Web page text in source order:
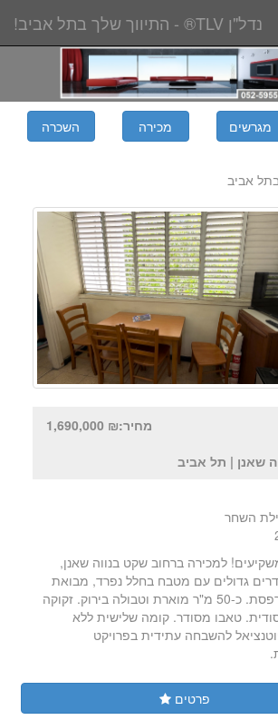
נדל"ן TLV® - התיווך שלך בתל אביב!
מחיר:₪ 1,690,000
שאנן | תל אביב
השחר
למכירה ברחוב שקט בנווה שאנן,
2 חדרים גדולים עם מטבח בחלל נפרד, מבואת
כניסה ומרפסת. כ-50 מ"ר מוארת וטבולה בירוק. זקוקה
טאבו מסודר. קומה שלישית ללא
להשבחה עתידית בפרויקט
פרטים